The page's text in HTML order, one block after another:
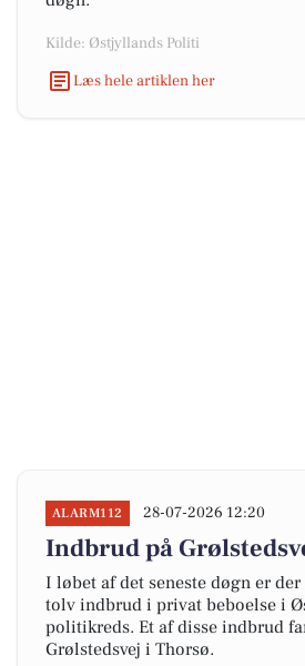
Kilde: Østjyllands Politi
Læs hele artiklen her
ALARM112 28-07-2026 12:20
Indbrud på
I løbet af det seneste døgn er
tolv indbrud i privat beboelse i
politikreds. Et af disse indbrud
Grølstedsvej i Thorsø.